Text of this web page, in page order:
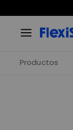
Productos